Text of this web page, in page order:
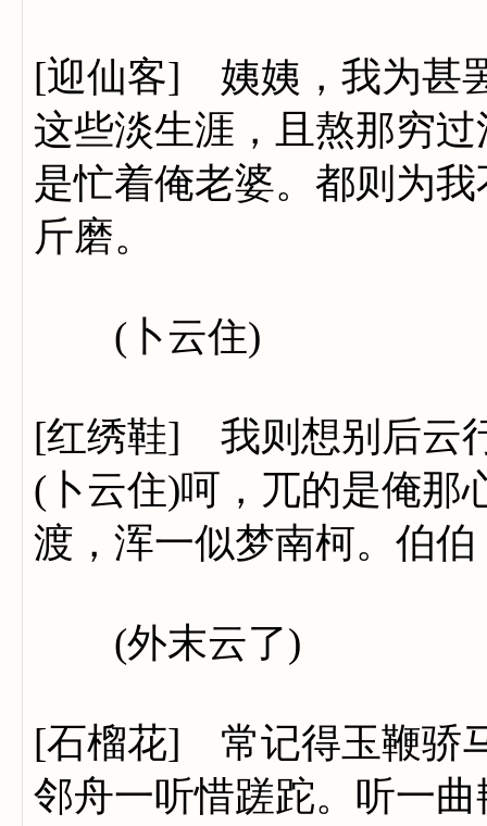
[迎仙客] 姨姨，我为甚
这些淡生涯，且熬那穷
是忙着俺老婆。都则为
斤磨。
(卜云住)
[红绣鞋] 我则想别后云
(卜云住)呵，兀的是俺那
渡，浑一似梦南柯。伯
(外末云了)
[石榴花] 常记得玉鞭骄
邻舟一听惜蹉跎。听一